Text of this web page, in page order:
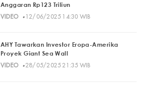
Anggaran Rp123 Triliun
VIDEO· 12/06/2025 14:30 WIB
AHY Tawarkan Investor Eropa-Amerika
Proyek Giant Sea Wall
VIDEO· 28/05/2025 21:35 WIB